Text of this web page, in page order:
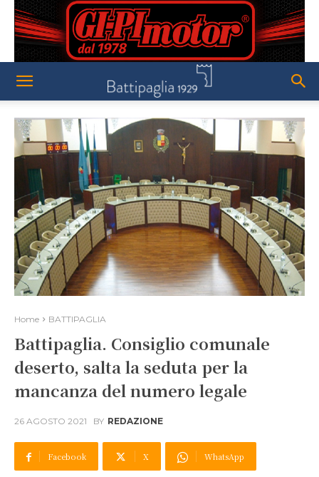
Home BATTIPAGLIA
Battipaglia. Consiglio comunale
deserto, salta la seduta per la
mancanza del numero legale
26 AGOSTO 2021 BY REDAZIONE
Facebook X WhatsApp